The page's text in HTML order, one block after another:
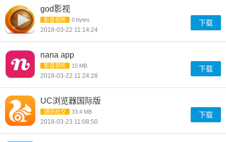
god影视
影音视听 0 bytes
2018-03-22 11:14:24
下载
nana app
影音视听 15 MB
2018-03-22 11:24:28
下载
UC浏览器国际版
通讯社交 33.4 MB
2018-03-23 11:08:50
下载